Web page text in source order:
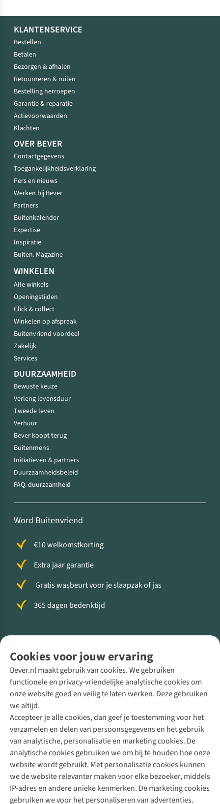
Cookies voor jouw ervaring
Bever.nl maakt gebruik van cookies. We gebruiken
functionele en privacy-vriendelijke analytische cookies om
onze website goed en veilig te laten werken. Deze gebruiken
we altijd.
Accepteer je alle cookies, dan geef je toestemming voor het
verzamelen en delen van persoonsgegevens en het gebruik
van analytische, personalisatie en marketing cookies. De
analytische cookies gebruiken we om bij te houden hoe onze
website wordt gebruikt. Met personalisatie cookies kunnen
we de website relevanter maken voor elke bezoeker, middels
IP-adres en andere unieke kenmerken. De marketing cookies
gebruiken we voor het personaliseren van advertenties.
KLANTENSERVICE
Bestellen
Betalen
Bezorgen & afhalen
Retourneren & ruilen
Bestelling herroepen
Garantie & reparatie
Actievoorwaarden
Klachten
OVER BEVER
Contactgegevens
Toegankelijkheidsverklaring
Pers en nieuws
Werken bij Bever
Partners
Buitenkalender
Expertise
Inspiratie
Buiten. Magazine
WINKELEN
Alle winkels
Openingstijden
Click & collect
Winkelen op afspraak
Buitenvriend voordeel
Zakelijk
Services
DUURZAAMHEID
Bewuste keuze
Verleng levensduur
Tweede leven
Verhuur
Bever koopt terug
Buitenmens
Initiatieven & partners
Duurzaamheidsbeleid
FAQ: duurzaamheid
Word Buitenvriend
€10 welkomstkorting
Extra jaar garantie
Gratis wasbeurt voor je slaapzak of jas
365 dagen bedenktijd
Direct advies van een Buitenexpert
+31 (0)85 888 50 88
+31 6 12 28 49 80
Contactformulier